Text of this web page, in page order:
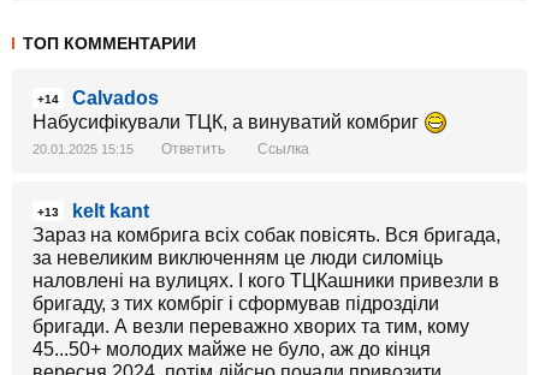
ТОП КОММЕНТАРИИ
+14
Calvados
Набусифікували ТЦК, а винуватий комбриг
20.01.2025 15:15 Ответить Ссылка
+13
kelt kant
Зараз на комбрига всіх собак повісять. Вся бригада,
за невеликим виключенням це люди силоміць
наловлені на вулицях. І кого ТЦКашники привезли в
бригаду, з тих комбріг і сформував підрозділи
бригади. А везли переважно хворих та тим, кому
45...50+ молодих майже не було, аж до кінця